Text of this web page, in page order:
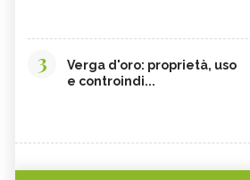
3
Verga d'oro: proprietà, uso
e controindi...